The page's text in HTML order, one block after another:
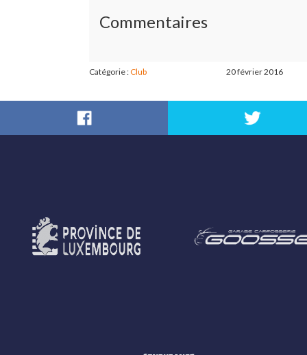
Commentaires
Catégorie :Club 20 février 2016